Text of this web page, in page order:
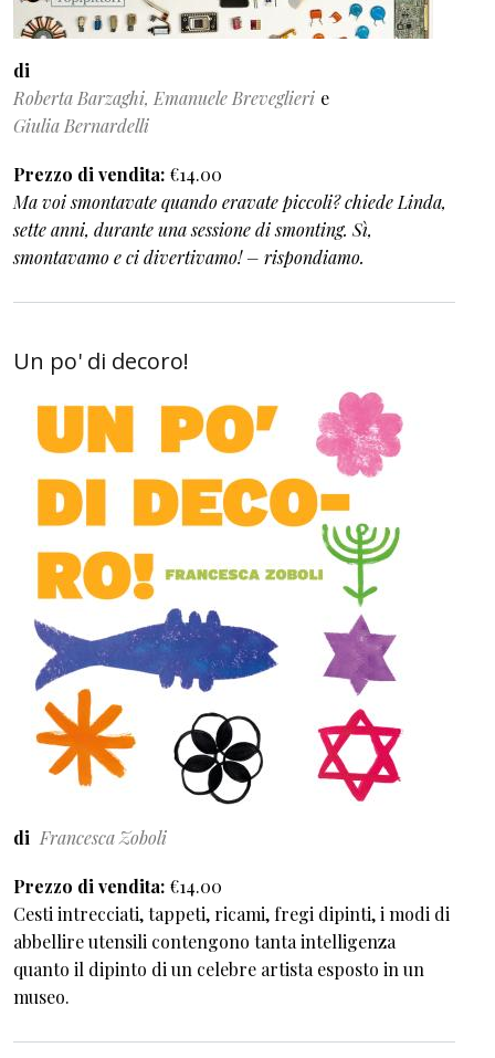
di
Roberta Barzaghi, Emanuele Breveglieri
Giulia Bernardelli
Prezzo di vendita €14.00
Ma voi smontavate quando eravate piccoli? chiede Linda,
sette anni, durante una sessione di smonting. Sì,
smontavamo e ci divertivamo! – rispondiamo.
Un po' di decoro!
di Francesca Zoboli
Prezzo di vendita €14.00
Cesti intrecciati, tappeti, ricami, fregi dipinti, i modi di
abbellire utensili contengono tanta intelligenza
quanto il dipinto di un celebre artista esposto in un
museo.